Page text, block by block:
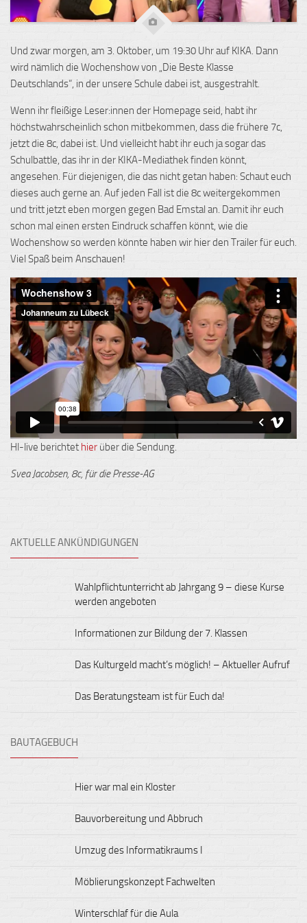
Und zwar morgen, am 3. Oktober, um 19:30 Uhr auf KIKA. Dann
wird nämlich die Wochenshow von „Die Beste Klasse
Deutschlands“, in der unsere Schule dabei ist, ausgestrahlt.
Wenn ihr fleißige Leser:innen der Homepage seid, habt ihr
höchstwahrscheinlich schon mitbekommen, dass die frühere 7c,
jetzt die 8c, dabei ist. Und vielleicht habt ihr euch ja sogar das
Schulbattle, das ihr in der KIKA-Mediathekfinden könnt,
angesehen. Für diejenigen, die das nicht getan haben: Schaut euch
dieses auch gerne an. Auf jeden Fall ist die 8cweitergekommen
und tritt jetzt eben morgen gegen Bad Emstalan. Damit ihr euch
schon mal einen ersten Eindruck schaffen könnt, wie die
Wochenshow so werden könnte haben wir hier den Trailer für euch.
Viel Spaß beim Anschauen!
Hl-live berichtet hier über die Sendung.
Svea Jacobsen, 8c, für die Presse-AG
AKTUELLE ANKÜNDIGUNGEN
Wahlpflichtunterricht ab Jahrgang 9 – diese Kurse
werden angeboten
Informationen zur Bildung der 7. Klassen
Das Kulturgeld macht’s möglich! – Aktueller Aufruf
Das Beratungsteam ist für Euch da!
BAUTAGEBUCH
Hier war mal ein Kloster
Bauvorbereitung und Abbruch
Umzug des Informatikraums I
Möblierungskonzept Fachwelten
Winterschlaf für die Aula